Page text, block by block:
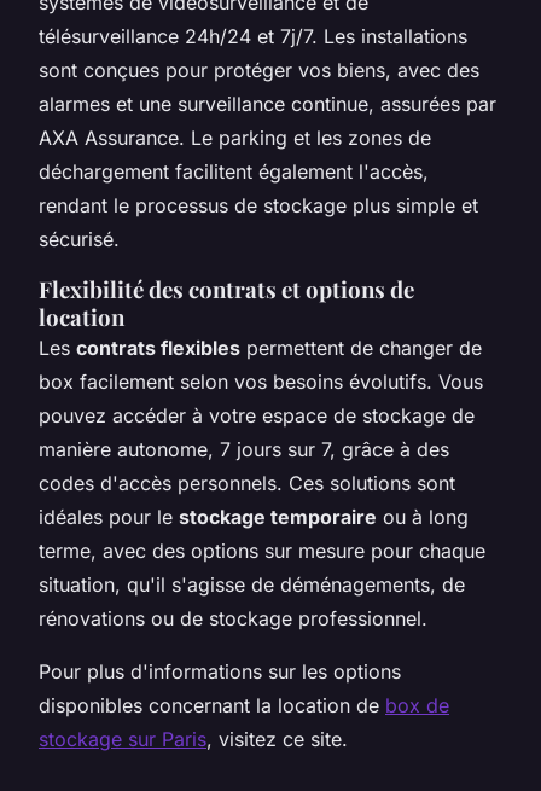
télésurveillance 24h/24 et 7j/7. Les installations
sont conçues pour protéger vos biens, avec des
alarmes et une surveillance continue, assurées par
AXA Assurance. Le parking et les zones de
déchargement facilitent également l'accès,
rendant le processus de stockage plus simple et
sécurisé.
Flexibilité des contrats et options de
location
Les contrats flexibles permettent de changer de
box facilement selon vos besoins évolutifs. Vous
pouvez accéder à votre espace de stockage de
manière autonome, 7 jours sur 7, grâce à des
codes d'accès personnels. Ces solutions sont
idéales pour le stockage temporaire ou à long
terme, avec des options sur mesure pour chaque
situation, qu'il s'agisse de déménagements, de
rénovations ou de stockage professionnel.
Pour plus d'informations sur les options
disponibles concernant la location de box de
stockage sur Paris, visitez ce site.